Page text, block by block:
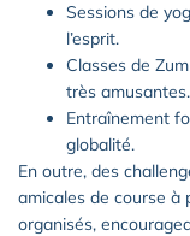
Sessions de
l’esprit.
Classes de
très amusantes.
Entraînement
globalité.
En outre, des
amicales de course à
organisés,